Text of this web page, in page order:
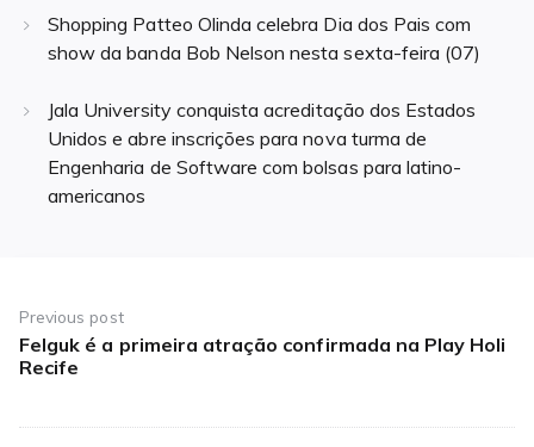
Shopping Patteo Olinda celebra Dia dos Pais com
show da banda Bob Nelson nesta sexta-feira (07)
Jala University conquista acreditação dos Estados
Unidos e abre inscrições para nova turma de
Engenharia de Software com bolsas para latino-
americanos
de
Post
Previous post
Previous
post:
Felguk é a primeira atração confirmada na Play Holi
Recife